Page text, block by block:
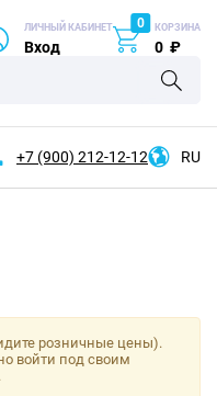
ЛИЧНЫЙ КАБИНЕТ
Вход
0 КОРЗИНА
0 ₽
+7 (900) 212-12-12 RU
розничные цены).
войти под своим